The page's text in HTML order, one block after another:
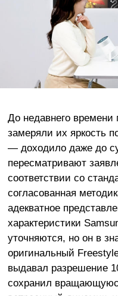
До недавнего времени
замеряли их яркость
— доходило даже до
пересматривают
соответствии со
согласованная
адекватное
характеристики
уточняются, но он в
оригинальный
выдавал разрешение
сохранил